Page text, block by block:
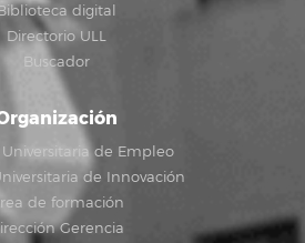
digital
Directorio ULL
Buscador
de Empleo
de Innovación
de formación
Gerencia